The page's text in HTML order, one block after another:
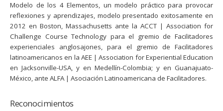
Modelo de los 4 Elementos, un modelo práctico para provocar
reflexiones y aprendizajes, modelo presentado exitosamente en
2012 en Boston, Massachusetts ante la ACCT | Association for
Challenge Course Technology para el gremio de Facilitadores
experienciales anglosajones, para el gremio de Facilitadores
latinoamericanos en la AEE | Association for Experiential Education
en Jacksonville-USA, y en Medellín-Colombia; y en Guanajuato-
México, ante ALFA | Asociación Latinoamericana de Facilitadores.
Reconocimientos